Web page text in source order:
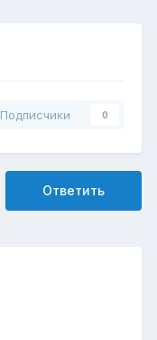
Подписчики 0
Ответить